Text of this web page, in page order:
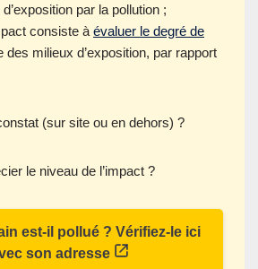
par la pollution ;
consiste à évaluer le degré de
des milieux d’exposition, par rapport
(sur site ou en dehors) ?
le niveau de l’impact ?
est-il pollué ? Vérifiez-le ici
son adresse